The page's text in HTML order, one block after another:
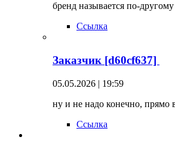
бренд называется по-другому
Ссылка
Заказчик [d60cf637]
05.05.2026 | 19:59
ну и не надо конечно, прямо
Ссылка